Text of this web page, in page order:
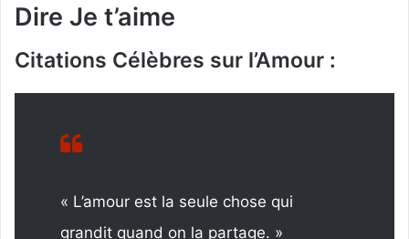
Dire Je t’aime
Citations Célèbres sur l’Amour :
« L’amour est la seule chose qui
grandit quand on la partage. »